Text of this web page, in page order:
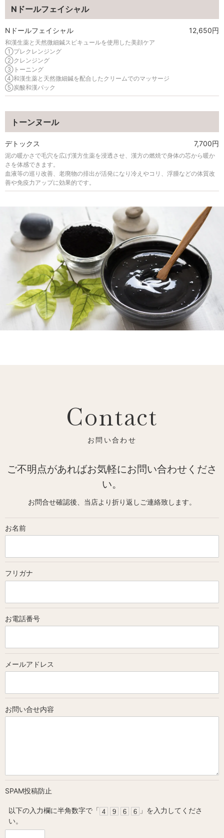
Nドールフェイシャル
Nドールフェイシャル 12,650円
和漢生薬と天然微細鍼スピキュールを使用した美顔ケア
①プレクレンジング
②クレンジング
③トーニング
④和漢生薬と天然微細鍼を配合したクリームでのマッサージ
⑤炭酸和漢パック
トーンヌール
デトックス 7,700円
泥の暖かさで毛穴を広げ漢方生薬を浸透させ、漢方の燃焼で身体の芯から暖か
さを体感できます。
血液等の巡り改善、老廃物の排出が活発になり冷えやコリ、浮腫などの体質改
善や免疫力アップに効果的です。
Contact
ご不明点があればお気軽にお問い合わせくださ
い。
お問合せ確認後、当店より折り返しご連絡致します。
お名前
フリガナ
お電話番号
メールアドレス
お問い合せ内容
SPAM投稿防止
以下の入力欄に半角数字で「
」を入力してくださ
い。